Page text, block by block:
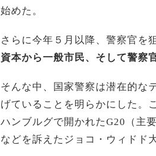
始めた。
さらに今年５月以降、警察官を
資本から一般市民、そして警察
そんな中、国家警察は潜在的な
げていることを明らかにした。
ハンブルグで開かれたG20（主
などを訴えたジョコ・ウィドド